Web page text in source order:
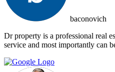
baconovich
Dr property is a professional real
service and most importantly can